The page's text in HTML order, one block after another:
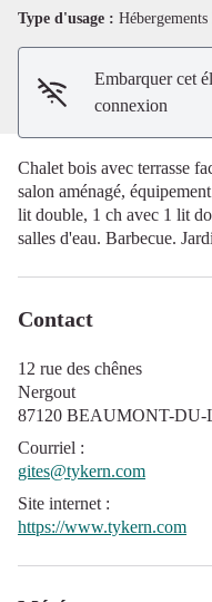
Type d'usage :
Embarquer cet
connexion
Chalet bois avec terrasse
salon aménagé,
lit double, 1 ch avec 1 lit
salles d'eau. Barbecue.
Contact
12 rue des chênes
Nergout
87120 BEAUMONT-DU-
Courriel :
gites@tykern.com
Site internet :
https://www.tykern.com